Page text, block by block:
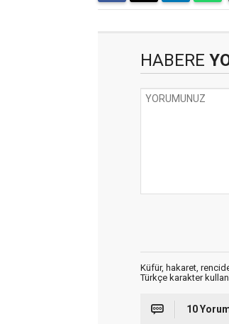
HABERE
Küfür, hakaret,
Türkçe karakter
10